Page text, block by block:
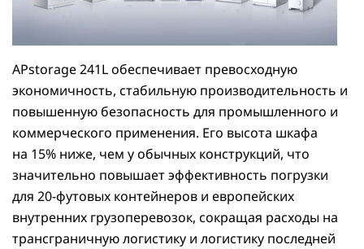
APstorage 241L обеспечивает превосходную
экономичность, стабильную производительность и
повышенную безопасность для промышленного и
коммерческого применения. Его высота шкафа
на 15% ниже, чем у обычных конструкций, что
значительно повышает эффективность погрузки
для 20-футовых контейнеров и европейских
внутренних грузоперевозок, сокращая расходы на
трансграничную логистику и логистику последней